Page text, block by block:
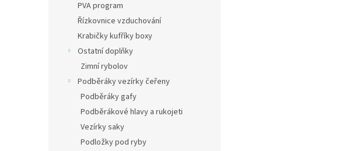
PVA program
Řízkovnice vzduchování
Krabičky kufříky boxy
Ostatní doplňky
Zimní rybolov
Podběráky vezírky čeřeny
Podběráky gafy
Podběrákové hlavy a rukojeti
Vezírky saky
Podložky pod ryby